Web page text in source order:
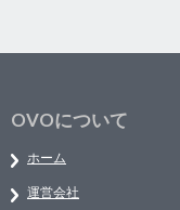
OVOについて
ホーム
運営会社